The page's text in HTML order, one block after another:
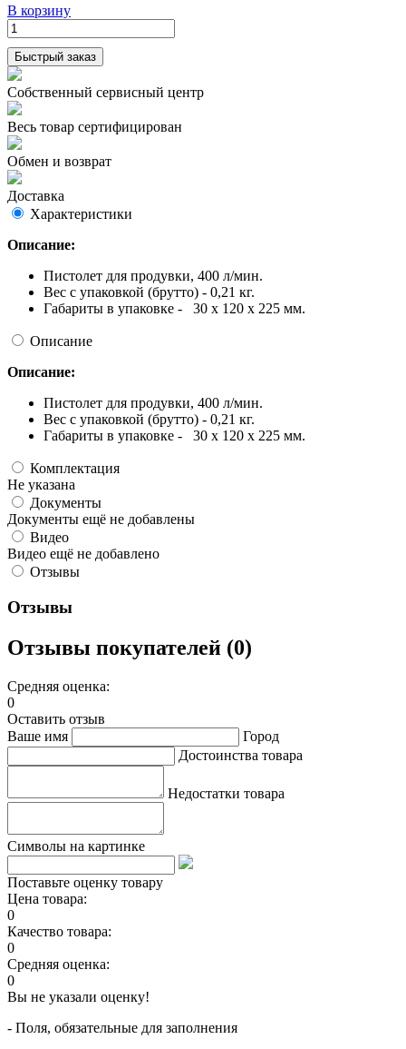
В корзину
Быстрый заказ
Собственный сервисный центр
Весь товар сертифицирован
Обмен и возврат
Доставка
Характеристики
Описание:
Пистолет для продувки, 400 л/мин.
Вес с упаковкой (брутто) - 0,21 кг.
Габариты в упаковке - 30 x 120 x 225 мм.
Описание
Описание:
Пистолет для продувки, 400 л/мин.
Вес с упаковкой (брутто) - 0,21 кг.
Габариты в упаковке - 30 x 120 x 225 мм.
Комплектация
Не указана
Документы
Документы ещё не добавлены
Видео
Видео ещё не добавлено
Отзывы
Отзывы
Отзывы покупателей (0)
Средняя оценка:
0
Оставить отзыв
Ваше имя
Город
Достоинства товара
Недостатки товара
Символы на картинке
Поставьте оценку товару
Цена товара:
0
Качество товара:
0
Средняя оценка:
0
Вы не указали оценку!
- Поля, обязательные для заполнения